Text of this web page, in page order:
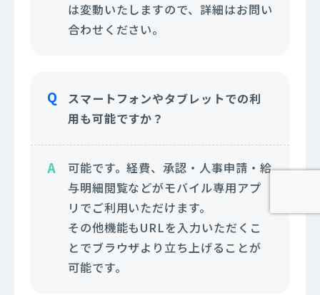
は変動いたしますので、詳細はお問い
合わせください。
スマートフォンやタブレットでの利
用も可能ですか？
可能です。経費、承認・人事申請・給
与明細閲覧などがモバイル専用アプ
リでご利用いただけます。
その他機能もURLを入力いただくこ
とでブラウザより立ち上げることが
可能です。